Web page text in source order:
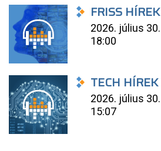
FRISS HÍREK
2026. július 30.
18:00
TECH HÍREK
2026. július 30.
15:07